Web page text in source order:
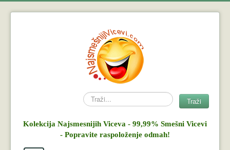
Search Traži
Kolekcija Najsmesnijih Viceva - 99,99% Smešni Vicevi
- Popravite raspoloženje odmah!